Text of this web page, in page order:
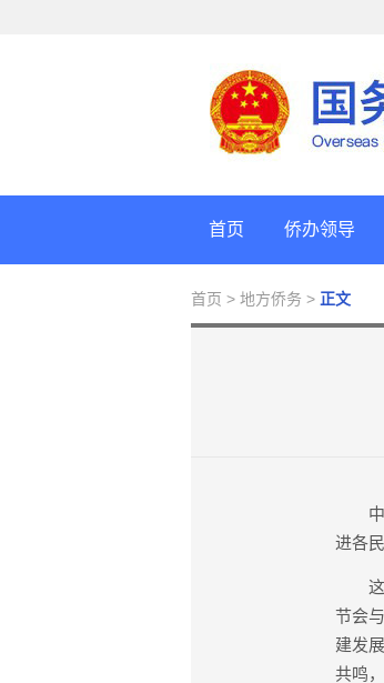
首页 侨办领导
首页 > 地方侨务 > 正文
中新
进各
这里
节会
建发
共鸣